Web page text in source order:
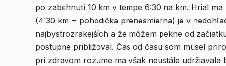
po zabehnutí 10 km v tempe 6:30 na km. Hrial
(4:30 km = pohodička prenesmierna) je v
najbystrozrakejších a že môžem pekne od
postupne približoval. Čas od času som musel
pri zdravom rozume ma však neustále